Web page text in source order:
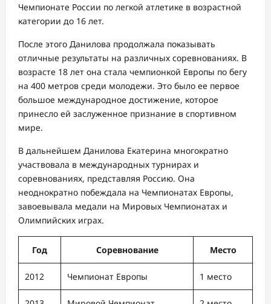
Чемпионате России по легкой атлетике в возрастной
категории до 16 лет.
После этого Данилова продолжала показывать
отличные результаты на различных соревнованиях. В
возрасте 18 лет она стала чемпионкой Европы по бегу
на 400 метров среди молодежи. Это было ее первое
большое международное достижение, которое
принесло ей заслуженное признание в спортивном
мире.
В дальнейшем Данилова Екатерина многократно
участвовала в международных турнирах и
соревнованиях, представляя Россию. Она
неоднократно побеждала на Чемпионатах Европы,
завоевывала медали на Мировых Чемпионатах и
Олимпийских играх.
Год Соревнование Место
2012 Чемпионат Европы 1 место